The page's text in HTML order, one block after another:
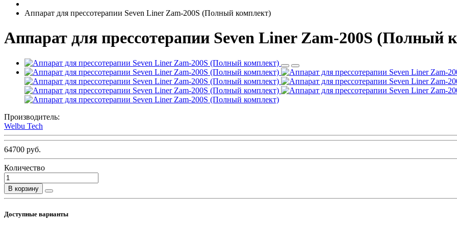
Аппарат для прессотерапии Seven Liner Zam-200S (Полный комплект)
Аппарат для прессотерапии Seven Liner Zam-200S (Полный
Производитель:
Welbu Tech
64700 руб.
Количество
В корзину
Доступные варианты